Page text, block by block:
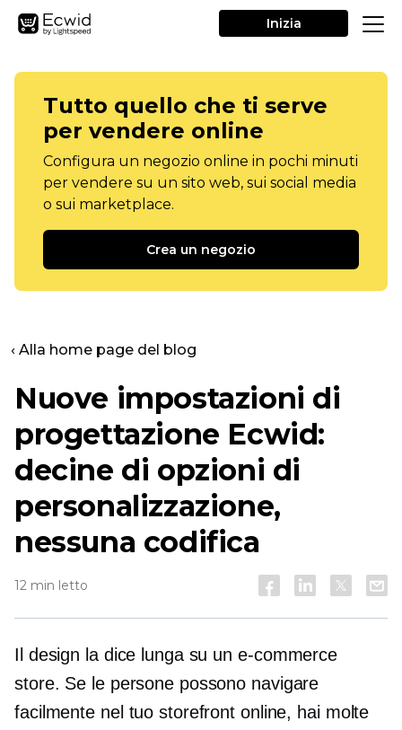
Inizia
Tutto quello che ti serve
per vendere online
Configura un negozio online in pochi minuti
per vendere su un sito web, sui social media
o sui marketplace.
Crea un negozio
‹ Alla home page del blog
Nuove impostazioni di
progettazione Ecwid:
decine di opzioni di
personalizzazione,
nessuna codifica
12 min letto
Il design la dice lunga su un e-commerce
store. Se le persone possono navigare
facilmente nel tuo storefront online, hai molte